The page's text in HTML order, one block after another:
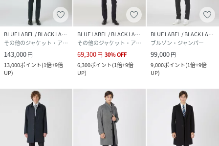
BLUE LABEL / BLACK LABEL CRESTBRIDGE
その他のジャケット・アウター
143,000円
13,000ポイント(1倍+9倍
UP)
BLUE LABEL / BLACK LABEL CRESTBRIDGE
その他のジャケット・アウター
69,300円 30%OFF
6,300ポイント(1倍+9倍
UP)
BLUE LABEL / BLACK LABEL CRESTBRIDGE
ブルゾン・ジャンパー
99,000円
9,000ポイント(1倍+9倍
UP)